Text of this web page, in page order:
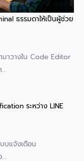
ธรรมดาให้เป็นผู้ช่วย
าวางใน Code Editor
…
ระหว่าง LINE
บแจ้งเตือน
…